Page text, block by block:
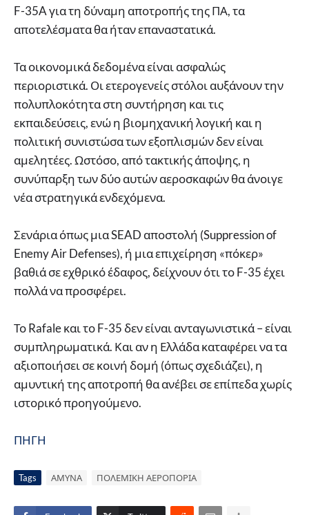
F-35A για τη δύναμη αποτροπής της ΠΑ, τα
αποτελέσματα θα ήταν επαναστατικά.
Τα οικονομικά δεδομένα είναι ασφαλώς
περιοριστικά. Οι ετερογενείς στόλοι αυξάνουν την
πολυπλοκότητα στη συντήρηση και τις
εκπαιδεύσεις, ενώ η βιομηχανική λογική και η
πολιτική συνιστώσα των εξοπλισμών δεν είναι
αμελητέες. Ωστόσο, από τακτικής άποψης, η
συνύπαρξη των δύο αυτών αεροσκαφών θα άνοιγε
νέα στρατηγικά ενδεχόμενα.
Σενάρια όπως μια SEAD αποστολή (Suppression of
Enemy Air Defenses), ή μια επιχείρηση «πόκερ»
βαθιά σε εχθρικό έδαφος, δείχνουν ότι το F-35 έχει
πολλά να προσφέρει.
Το Rafale και το F-35 δεν είναι ανταγωνιστικά – είναι
συμπληρωματικά. Και αν η Ελλάδα καταφέρει να τα
αξιοποιήσει σε κοινή δομή (όπως σχεδιάζει), η
αμυντική της αποτροπή θα ανέβει σε επίπεδα χωρίς
ιστορικό προηγούμενο.
ΠΗΓΗ
Tags ΑΜΥΝΑ ΠΟΛΕΜΙΚΗ ΑΕΡΟΠΟΡΙΑ